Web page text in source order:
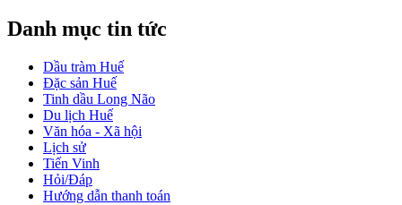
Danh mục tin tức
Dầu tràm Huế
Đặc sản Huế
Tinh dầu Long Não
Du lịch Huế
Văn hóa - Xã hội
Lịch sử
Tiến Vinh
Hỏi/Đáp
Hướng dẫn thanh toán